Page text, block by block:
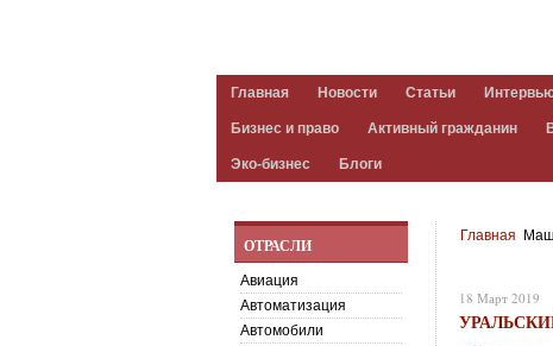
Главная Новости Статьи
Бизнес и право Активный гражданин
Эко-бизнес Блоги
Главная
18 Март 2019
ОТРАСЛИ
Авиация
Автоматизация
Автомобили